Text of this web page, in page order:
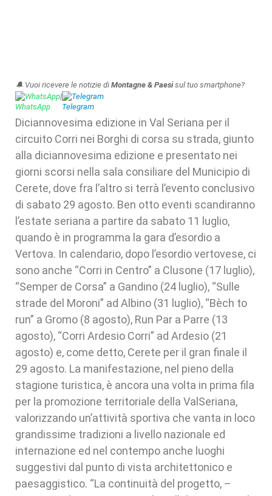
🔔 Vuoi ricevere le notizie di Montagne & Paesisul tuo smartphone?
WhatsApp| Telegram
Diciannovesima edizione in Val Seriana per il
circuito Corri nei Borghi di corsa su strada, giunto
alla diciannovesima edizione e presentato nei
giorni scorsi nella sala consiliare del Municipio di
Cerete, dove fra l’altro si terrà l’evento conclusivo
di sabato 29 agosto. Ben otto eventi scandiranno
l’estate seriana a partire da sabato 11 luglio,
quando è in programma la gara d’esordio a
Vertova. In calendario, dopo l’esordio vertovese, ci
sono anche “Corri in Centro” a Clusone (17 luglio),
“Semper de Corsa” a Gandino (24 luglio), “Sulle
strade del Moroni” ad Albino (31 luglio), “Bèch to
run” a Gromo (8 agosto), Run Par a Parre (13
agosto), “Corri Ardesio Corri” ad Ardesio (21
agosto) e, come detto, Cerete per il gran finale il
29 agosto. La manifestazione, nel pieno della
stagione turistica, è ancora una volta in prima fila
per la promozione territoriale della ValSeriana,
valorizzando un’attività sportiva che vanta in loco
grandissime tradizioni a livello nazionale ed
internazione ed nel contempo anche luoghi
suggestivi dal punto di vista architettonico e
paesaggistico. “La continuità del progetto, –